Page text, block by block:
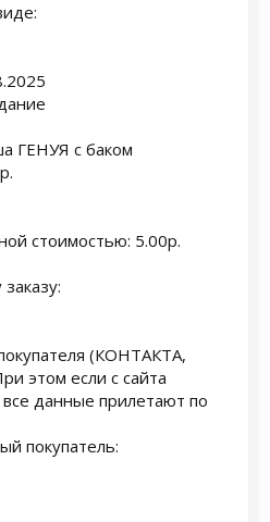
ГЕНУЯ с баком
стоимостью: 5.00р.
(КОНТАКТА,
этом если с сайта
все данные прилетают по
покупатель: